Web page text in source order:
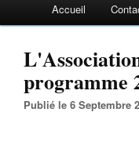
Accueil
programme
Publié le 6 Septembre